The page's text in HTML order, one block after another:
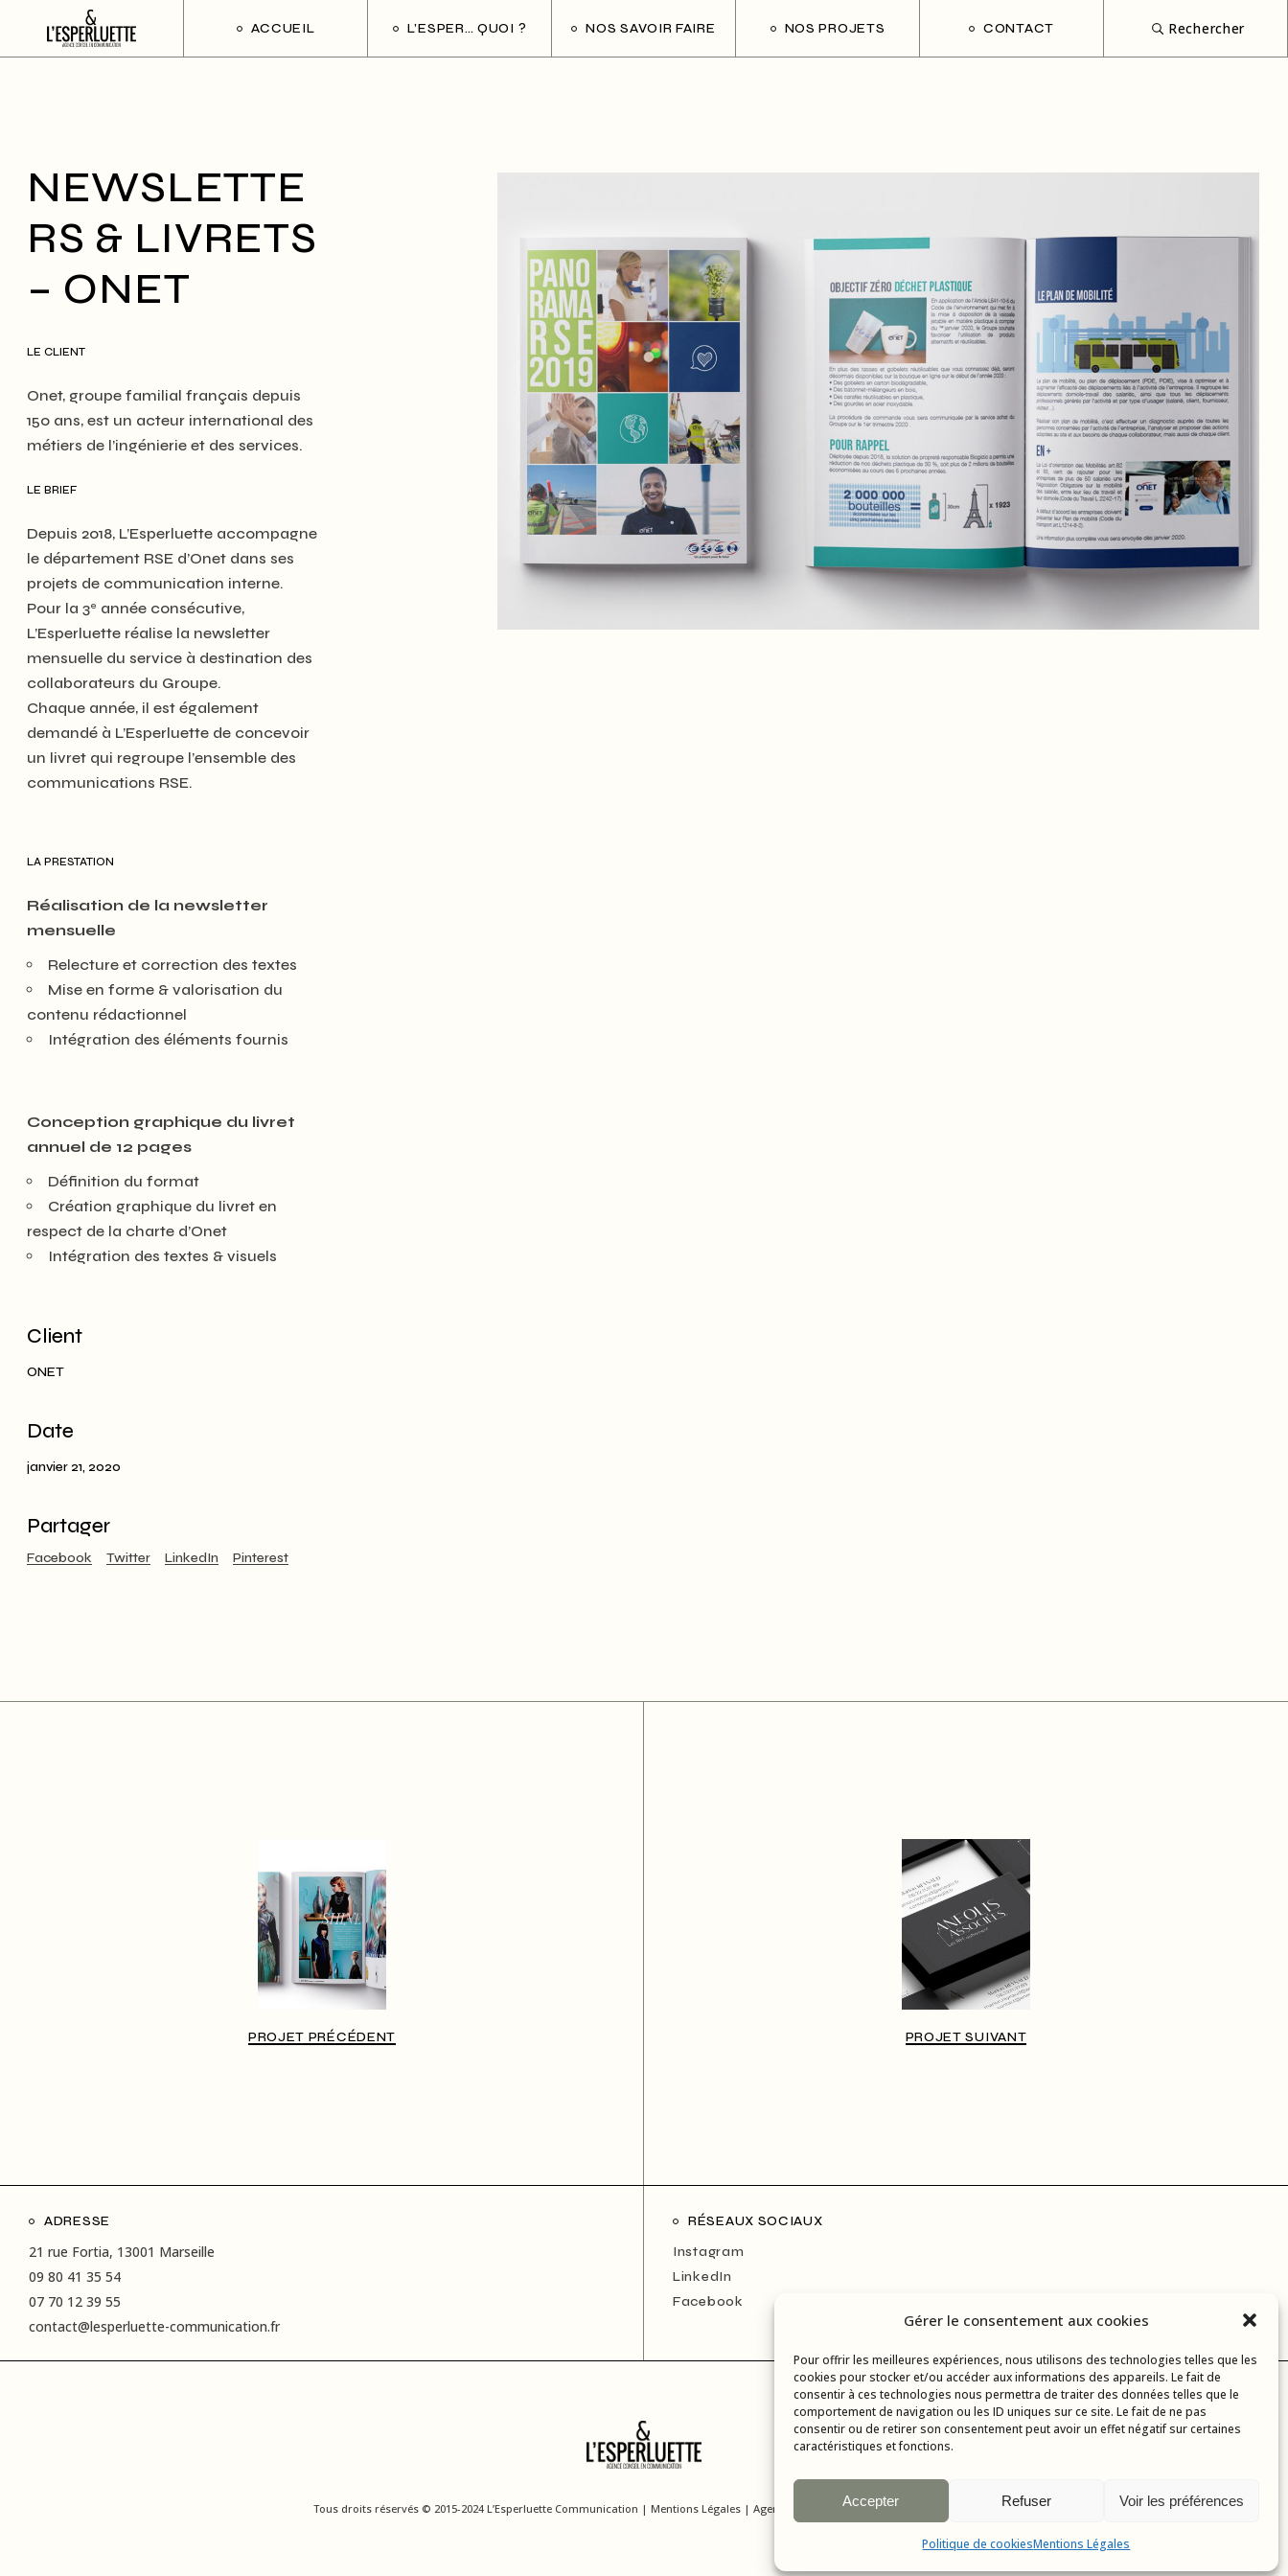
Gérer le consentement aux cookies
Pour offrir les meilleures expériences, nous utilisons des technologies telles que les
cookies pour stocker et/ou accéder aux informations des appareils. Le fait de
consentir à ces technologies nous permettra de traiter des données telles que le
comportement de navigation ou les ID uniques sur ce site. Le fait de ne pas
consentir ou de retirer son consentement peut avoir un effet négatif sur certaines
caractéristiques et fonctions.
Accepter Refuser Voir les préférences
Politique de cookiesMentions Légales
ACCUEIL L’ESPER… QUOI ? NOS SAVOIR FAIRE NOS PROJETS CONTACT Rechercher
NEWSLETTE
RS & LIVRETS
– ONET
LE CLIENT
Onet, groupe familial français depuis
150 ans, est un acteur international des
métiers de l’ingénierie et des services.
LE BRIEF
Depuis 2018, L’Esperluette accompagne
le département RSE d’Onet dans ses
projets de communication interne.
Pour la 3e année consécutive,
L’Esperluette réalise la newsletter
mensuelle du service à destination des
collaborateurs du Groupe.
Chaque année, il est également
demandé à L’Esperluette de concevoir
un livret qui regroupe l’ensemble des
communications RSE.
LA PRESTATION
Réalisation de la newsletter
mensuelle
Relecture et correction des textes
Mise en forme & valorisation du
contenu rédactionnel
Intégration des éléments fournis
Conception graphique du livret
annuel de 12 pages
Définition du format
Création graphique du livret en
respect de la charte d’Onet
Intégration des textes & visuels
Client
ONET
Date
janvier 21, 2020
Partager
Facebook Twitter LinkedIn Pinterest
PROJET PRÉCÉDENT PROJET SUIVANT
ADRESSE
21 rue Fortia, 13001 Marseille
09 80 41 35 54
07 70 12 39 55
contact@lesperluette-communication.fr
RÉSEAUX SOCIAUX
Instagram
LinkedIn
Facebook
Tous droits réservés © 2015-2024 L’Esperluette Communication | Mentions Légales| Agence web & applications mobiles :